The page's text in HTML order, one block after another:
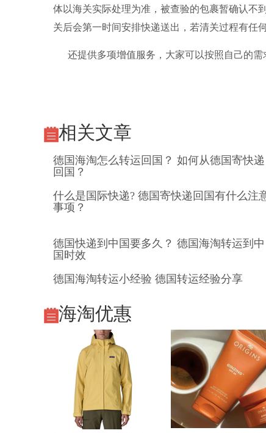
体以海关实际处理为准，被查验的包裹暂确认不
关后会第一时间安排快递送出，若清关过程有任
还提供多项增值服务，大家可以按照自己的需
相关文章
德国海淘怎么转运回国？ 如何从德国寄快递
回国？
什么是国际快递? 德国寄快递回国有什么注
事项？
德国快递到中国要多久？ 德国海淘转运到中
国时效
德国海淘转运小经验 德国转运经验分享
海淘优惠